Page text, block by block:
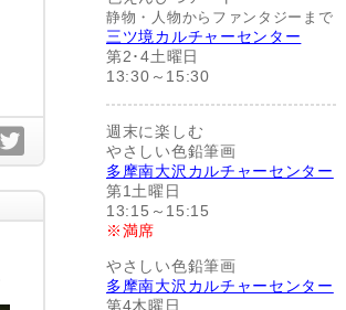
静物・人物からファンタジーまで
三ツ境カルチャーセンター
第2･4土曜日
13:30～15:30
週末に楽しむ
やさしい色鉛筆画
多摩南大沢カルチャーセンター
第1土曜日
13:15～15:15
※満席
やさしい色鉛筆画
多摩南大沢カルチャーセンター
第4木曜日